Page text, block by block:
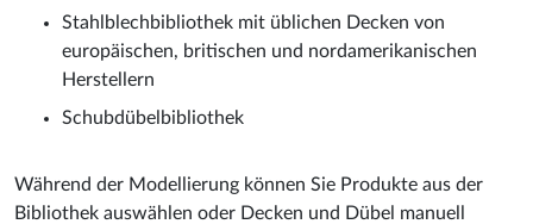
Stahlblechbibliothek mit üblichen Decken von
europäischen, britischen und nordamerikanischen
Herstellern
Schubdübelbibliothek
Während der Modellierung können Sie Produkte aus der
Bibliothek auswählen oder Decken und Dübel manuell